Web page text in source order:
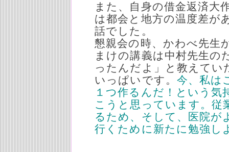
また、自身の借金返済大
は都会と地方の温度差が
話でした。
懇親会の時、かわべ先生
まけの講義は中村先生の
ったんだよ」と教えてい
いっぱいです。 今、私は
１つ作るんだ！という気
こうと思っています。従
るため、そして、医院が
行くために新たに勉強し